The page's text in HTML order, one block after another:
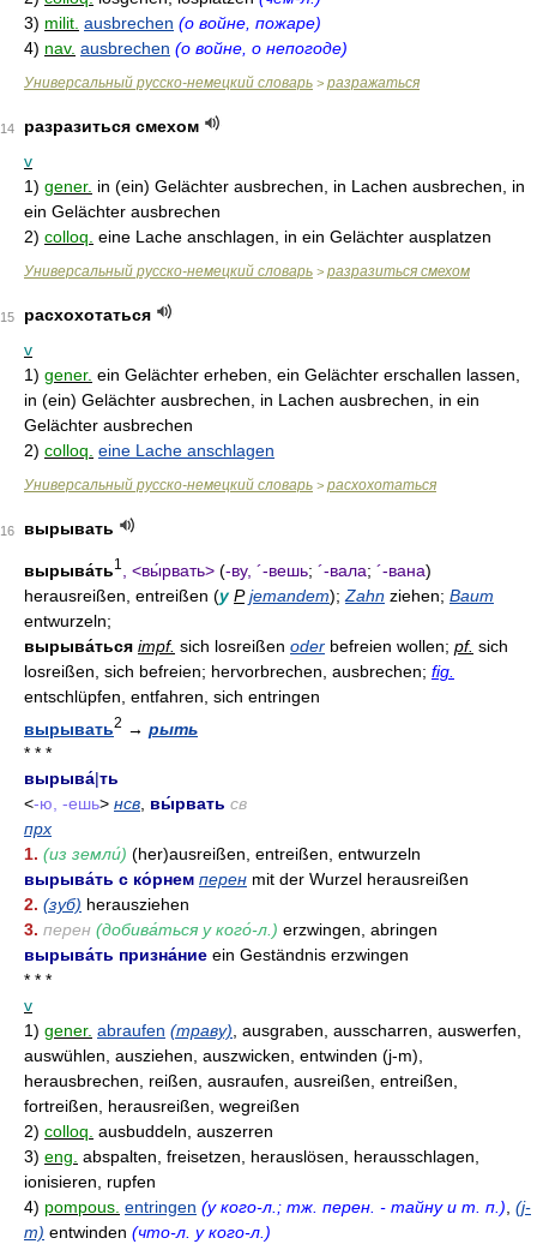
3) milit. ausbrechen (о войне, пожаре)
4) nav. ausbrechen (о войне, о непогоде)
Универсальный русско-немецкий словарь > разражаться
14
разразиться смехом
v
1) gener. in (ein) Gelächter ausbrechen, in Lachen ausbrechen, in
ein Gelächter ausbrechen
2) colloq. eine Lache anschlagen, in ein Gelächter ausplatzen
Универсальный русско-немецкий словарь > разразиться смехом
15
расхохотаться
v
1) gener. ein Gelächter erheben, ein Gelächter erschallen lassen,
in (ein) Gelächter ausbrechen, in Lachen ausbrechen, in ein
Gelächter ausbrechen
2) colloq. eine Lache anschlagen
Универсальный русско-немецкий словарь > расхохотаться
16 вырывать
вырыва́ть1 , <вы́рвать> (-ву, ´-вешь; ´-вала; ´-вана)
herausreißen, entreißen (у Р jemandem); Zahn ziehen; Baum
entwurzeln;
вырыва́ться impf. sich losreißen oder befreien wollen; pf. sich
losreißen, sich befreien; hervorbrechen, ausbrechen; fig.
entschlüpfen, entfahren, sich entringen
вырывать2 → рыть
* * *
вырыва́|ть
<-ю, -ешь> нсв, вы́рвать св
прх
1. (из земли́) (her)ausreißen, entreißen, entwurzeln
вырыва́ть с ко́рнем перен mit der Wurzel herausreißen
2. (зуб) herausziehen
3. перен (добива́ться у кого́-л.) erzwingen, abringen
вырыва́ть призна́ние ein Geständnis erzwingen
* * *
v
1) gener. abraufen (траву), ausgraben, ausscharren, auswerfen,
auswühlen, ausziehen, auszwicken, entwinden (j-m),
herausbrechen, reißen, ausraufen, ausreißen, entreißen,
fortreißen, herausreißen, wegreißen
2) colloq. ausbuddeln, auszerren
3) eng. abspalten, freisetzen, herauslösen, herausschlagen,
ionisieren, rupfen
4) pompous. entringen (у кого-л.; тж. перен. - тайну и т. п.), (j-
m) entwinden (что-л. у кого-л.)